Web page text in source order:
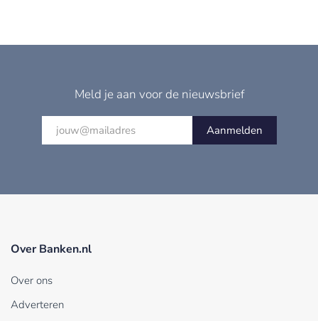
Meld je aan voor de nieuwsbrief
Aanmelden
Over Banken.nl
Over ons
Adverteren